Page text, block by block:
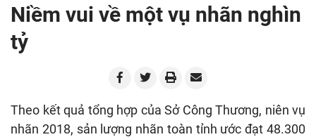
Niềm vui về một vụ nhãn nghìn
tỷ
Theo kết quả tổng hợp của Sở Công Thương, niên vụ
nhãn 2018, sản lượng nhãn toàn tỉnh ước đạt 48.300